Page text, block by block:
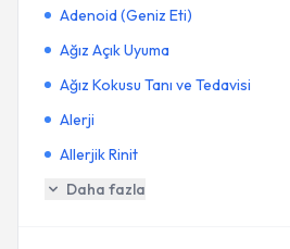
Adenoid (Geniz Eti)
Ağız Açık Uyuma
Ağız Kokusu Tanı ve Tedavisi
Alerji
Allerjik Rinit
Daha fazla